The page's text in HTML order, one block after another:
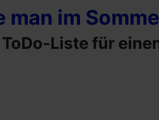
man im
Liste für